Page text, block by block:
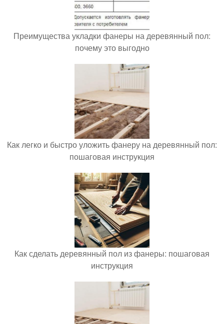
Преимущества укладки фанеры на деревянный пол:
почему это выгодно
Как легко и быстро уложить фанеру на деревянный пол:
пошаговая инструкция
Как сделать деревянный пол из фанеры: пошаговая
инструкция